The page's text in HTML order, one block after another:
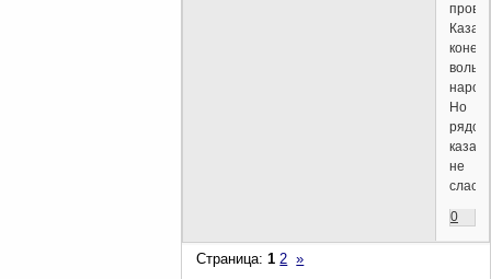
Но
не
0
Страница:1 2 »